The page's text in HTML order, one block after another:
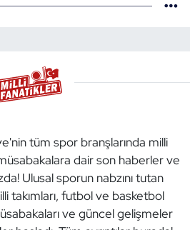
tüm spor branşlarında milli
dair son haberler ve
Ulusal sporun nabzını tutan
takımları, futbol ve basketbol
ve güncel gelişmeler